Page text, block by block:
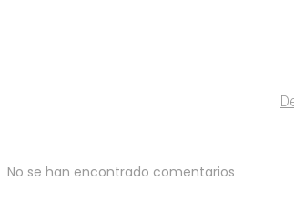
No se han encontrado comentarios